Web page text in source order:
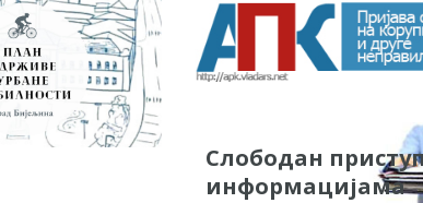
Слободан
информацијама